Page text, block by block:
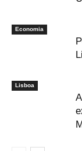
Economia
Lisboa